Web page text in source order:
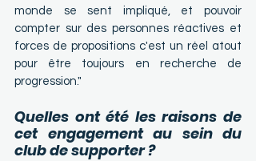
monde se sent impliqué, et pouvoir
compter sur des personnes réactives et
forces de propositions c'est un réel atout
pour être toujours en recherche de
progression."
Quelles ont été les raisons de
cet engagement au sein du
club de supporter ?